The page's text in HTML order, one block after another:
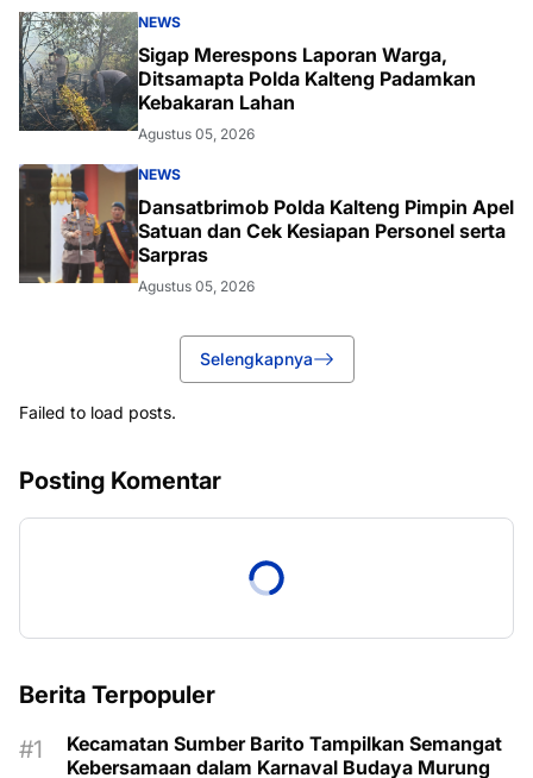
NEWS
Sigap Merespons Laporan Warga,
Ditsamapta Polda Kalteng Padamkan
Kebakaran Lahan
Agustus 05, 2026
NEWS
Dansatbrimob Polda Kalteng Pimpin Apel
Satuan dan Cek Kesiapan Personel serta
Sarpras
Agustus 05, 2026
Selengkapnya
Failed to load posts.
Posting Komentar
Berita Terpopuler
Kecamatan Sumber Barito Tampilkan Semangat
Kebersamaan dalam Karnaval Budaya Murung